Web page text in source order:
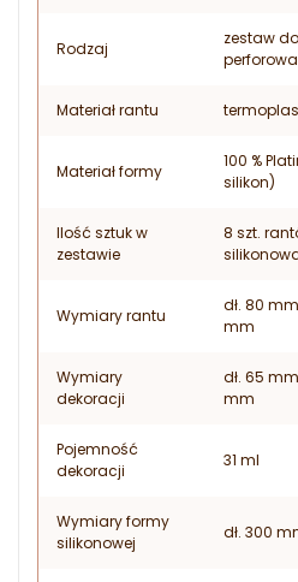
Rodzaj
zestaw
Materiał rantu
Materiał formy
100 %
silikon)
Ilość sztuk w
zestawie
8 szt.
Wymiary rantu
dł. 80
mm
Wymiary
dekoracji
dł. 65
mm
Pojemność
dekoracji
31 ml
Wymiary formy
silikonowej
dł. 300